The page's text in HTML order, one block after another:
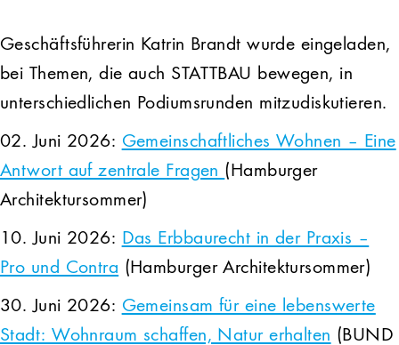
Geschäftsführerin Katrin Brandt wurde eingeladen,
bei Themen, die auch STATTBAU bewegen, in
unterschiedlichen Podiumsrunden mitzudiskutieren.
02. Juni 2026: Gemeinschaftliches Wohnen – Eine
Antwort auf zentrale Fragen (Hamburger
Architektursommer)
10. Juni 2026: Das Erbbaurecht in der Praxis –
Pro und Contra (Hamburger Architektursommer)
30. Juni 2026: Gemeinsam für eine lebenswerte
Stadt: Wohnraum schaffen, Natur erhalten (BUND